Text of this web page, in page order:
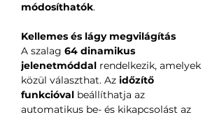
módosíthatók.
Kellemes és lágy megvilágítás
A szalag 64 dinamikus
jelenetmóddal rendelkezik, amelyek
közül választhat. Az időzítő
funkcióval beállíthatja az
automatikus be- és kikapcsolást az